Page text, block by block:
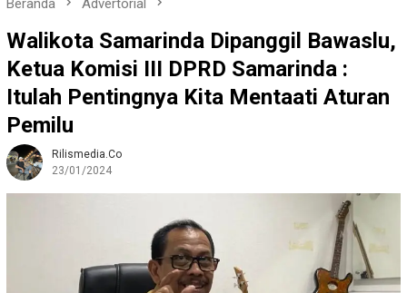
Beranda Advertorial
Walikota Samarinda Dipanggil Bawaslu,
Ketua Komisi III DPRD Samarinda :
Itulah Pentingnya Kita Mentaati Aturan
Pemilu
Rilismedia.co
23/01/2024